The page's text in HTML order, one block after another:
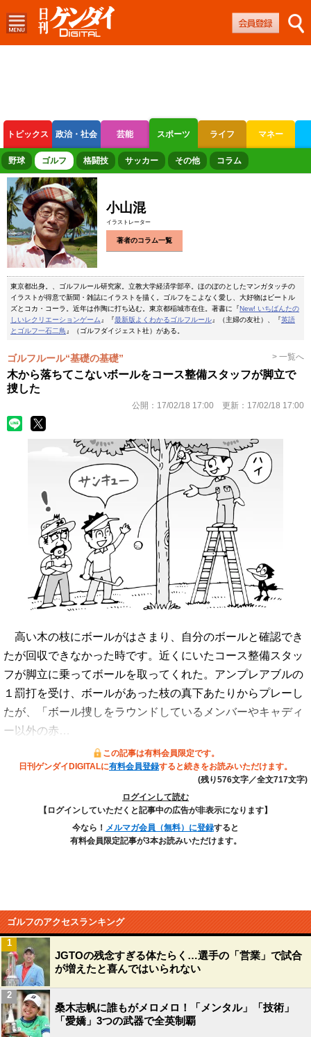
トピックス 政治・社会 芸能 スポーツ ライフ マネー
ボートレース 競輪 オートレース
野球 ゴルフ 格闘技 サッカー その他 コラム
小山混
イラストレーター
著者のコラム一覧
東京都出身。、ゴルフルール研究家。立教大学経済学部卒。ほのぼのとしたマンガタッチの
イラストが得意で新聞・雑誌にイラストを描く。ゴルフをこよなく愛し、大好物はビートル
ズとコカ・コーラ。近年は作陶に打ち込む。東京都稲城市在住。著書に『New! いちばんたの
しいレクリエーションゲーム 』『最新版よくわかるゴルフルール』（主婦の友社）、『英語
とゴルフ一石二鳥 』（ゴルフダイジェスト社）がある。
ゴルフルール“基礎の基礎” > 一覧へ
木から落ちてこないボールをコース整備スタッフが脚立で
捜した
公開： 17/02/18 17:00 更新： 17/02/18 17:00
高い木の枝にボールがはさまり、自分のボールと確認でき
たが回収できなかった時です。近くにいたコース整備スタッ
フが脚立に乗ってボールを取ってくれた。アンプレアブルの
１罰打を受け、ボールがあった枝の真下あたりからプレーし
たが、「ボール捜しをラウンドしているメンバーやキャディ
ー以外の赤…
この記事は有料会員限定です。
日刊ゲンダイDIGITALに有料会員登録すると続きをお読みいただけます。
(残り576文字／全文717文字)
ログインして読む
【ログインしていただくと記事中の広告が非表示になります】
今なら！ メルマガ会員（無料）に登録すると
有料会員限定記事が3本お読みいただけます。
ゴルフのアクセスランキング
JGTOの残念すぎる体たらく…選手の「営業」で試合
が増えたと喜んではいられない
1
桑木志帆に誰もがメロメロ！「メンタル」「技術」
「愛嬌」3つの武器で全英制覇
2